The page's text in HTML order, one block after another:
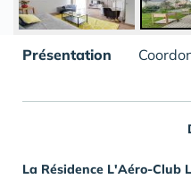
Présentation
La Résidence L'Aéro-Club